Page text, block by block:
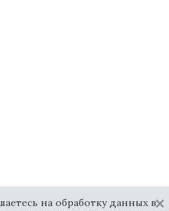
на обработку данных в×